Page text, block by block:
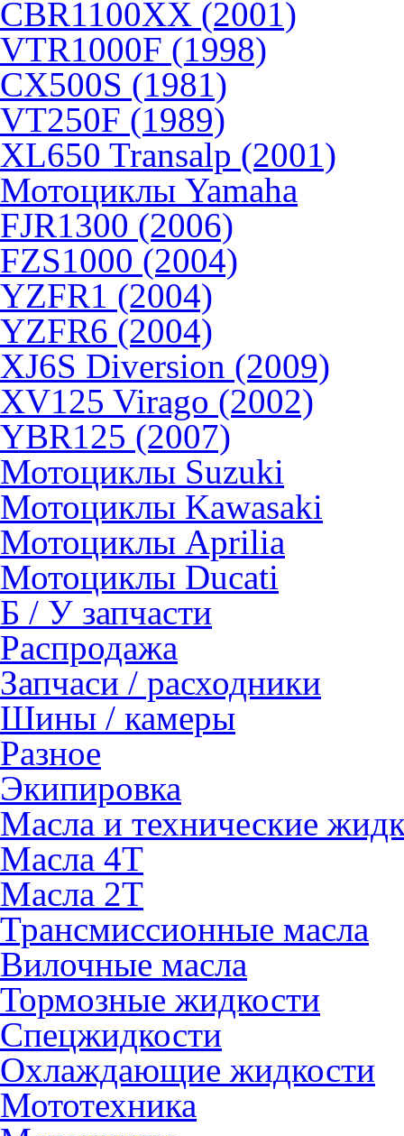
CBR1100XX (2001)
VTR1000F (1998)
CX500S (1981)
VT250F (1989)
XL650 Transalp (2001)
Мотоциклы Yamaha
FJR1300 (2006)
FZS1000 (2004)
YZFR1 (2004)
YZFR6 (2004)
XJ6S Diversion (2009)
XV125 Virago (2002)
YBR125 (2007)
Мотоциклы Suzuki
Мотоциклы Kawasaki
Мотоциклы Aprilia
Мотоциклы Ducati
Б / У запчасти
Распродажа
Запчаси / расходники
Шины / камеры
Разное
Экипировка
Масла и технические
Масла 4Т
Масла 2Т
Трансмиссионные масла
Вилочные масла
Тормозные жидкости
Спецжидкости
Охлаждающие жидкости
Мототехника